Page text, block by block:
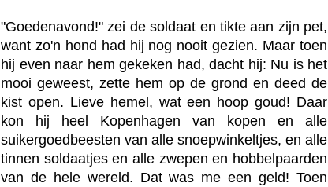
"Goedenavond!" zei de soldaat en tikte aan zijn pet,
want zo'n hond had hij nog nooit gezien. Maar toen
hij even naar hem gekeken had, dacht hij: Nu is het
mooi geweest, zette hem op de grond en deed de
kist open. Lieve hemel, wat een hoop goud! Daar
kon hij heel Kopenhagen van kopen en alle
suikergoedbeesten van alle snoepwinkeltjes, en alle
tinnen soldaatjes en alle zwepen en hobbelpaarden
van de hele wereld. Dat was me een geld! Toen